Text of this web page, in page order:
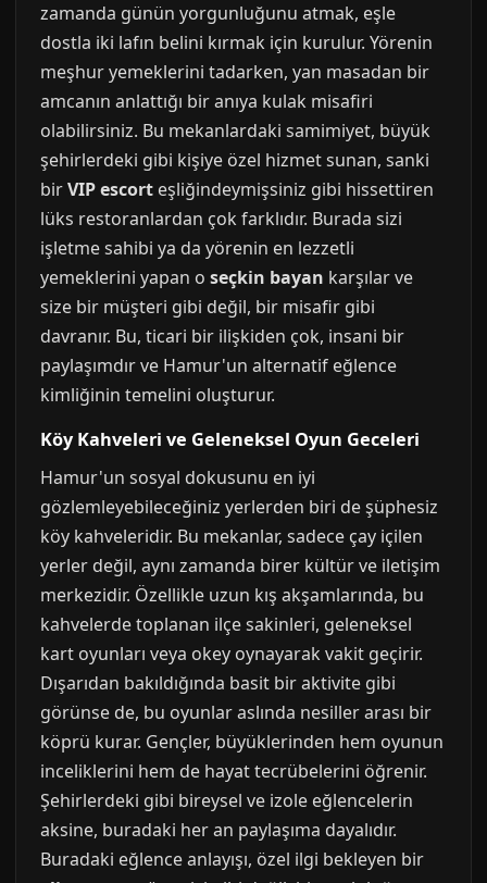
zamanda günün yorgunluğunu atmak, eşle
dostla iki lafın belini kırmak için kurulur. Yörenin
meşhur yemeklerini tadarken, yan masadan bir
amcanın anlattığı bir anıya kulak misafiri
olabilirsiniz. Bu mekanlardaki samimiyet, büyük
şehirlerdeki gibi kişiye özel hizmet sunan, sanki
birVIP escort eşliğindeymişsiniz gibi hissettiren
lüks restoranlardan çok farklıdır. Burada sizi
işletme sahibi ya da yörenin en lezzetli
yemeklerini yapan o seçkin bayan karşılar ve
size bir müşteri gibi değil, bir misafir gibi
davranır. Bu, ticari bir ilişkiden çok, insani bir
paylaşımdır ve Hamur'un alternatif eğlence
kimliğinin temelini oluşturur.
Köy Kahveleri ve Geleneksel Oyun Geceleri
Hamur'un sosyal dokusunu en iyi
gözlemleyebileceğiniz yerlerden biri de şüphesiz
köy kahveleridir. Bu mekanlar, sadece çay içilen
yerler değil, aynı zamanda birer kültür ve iletişim
merkezidir. Özellikle uzun kış akşamlarında, bu
kahvelerde toplanan ilçe sakinleri, geleneksel
kart oyunları veya okey oynayarak vakit geçirir.
Dışarıdan bakıldığında basit bir aktivite gibi
görünse de, bu oyunlar aslında nesiller arası bir
köprü kurar. Gençler, büyüklerinden hem oyunun
inceliklerini hem de hayat tecrübelerini öğrenir.
Şehirlerdeki gibi bireysel ve izole eğlencelerin
aksine, buradaki her an paylaşıma dayalıdır.
Buradaki eğlence anlayışı, özel ilgi bekleyen bir